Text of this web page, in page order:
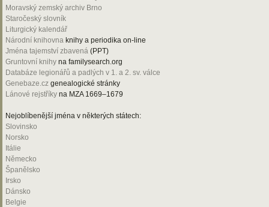
Moravský zemský archiv Brno
Staročeský slovník
Liturgický kalendář
Národní knihovna knihy a periodika on-line
Jména tajemství zbavená (PPT)
Gruntovní knihy na familysearch.org
Databáze legionářů a padlých v 1. a 2. sv. válce
Genebaze.cz genealogické stránky
Lánové rejstříky na MZA 1669–1679
Nejoblíbenější jména v některých státech:
Slovinsko
Norsko
Itálie
Německo
Španělsko
Irsko
Dánsko
Belgie